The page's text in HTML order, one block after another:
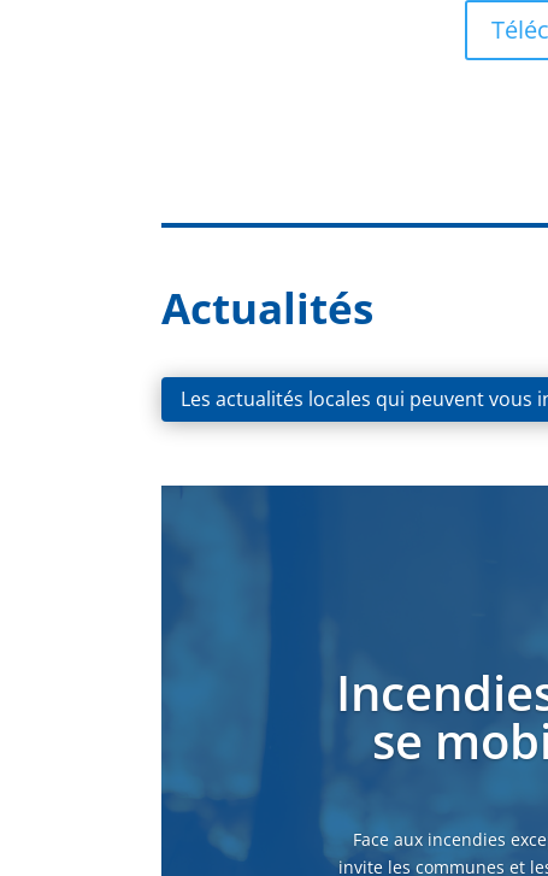
Actualités
Les actualités locales qui peuvent vous
se
Face aux incendies
invite les communes et